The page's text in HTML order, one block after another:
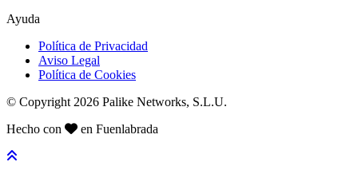
Ayuda
Política de Privacidad
Aviso Legal
Política de Cookies
© Copyright 2026 Palike Networks, S.L.U.
Hecho con
en Fuenlabrada